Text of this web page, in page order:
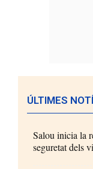
ÚLTIMES
Salou inicia la
seguretat dels